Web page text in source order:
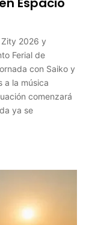
2026 y
Ferial de
con Saiko y
a la música
comenzará
ya se